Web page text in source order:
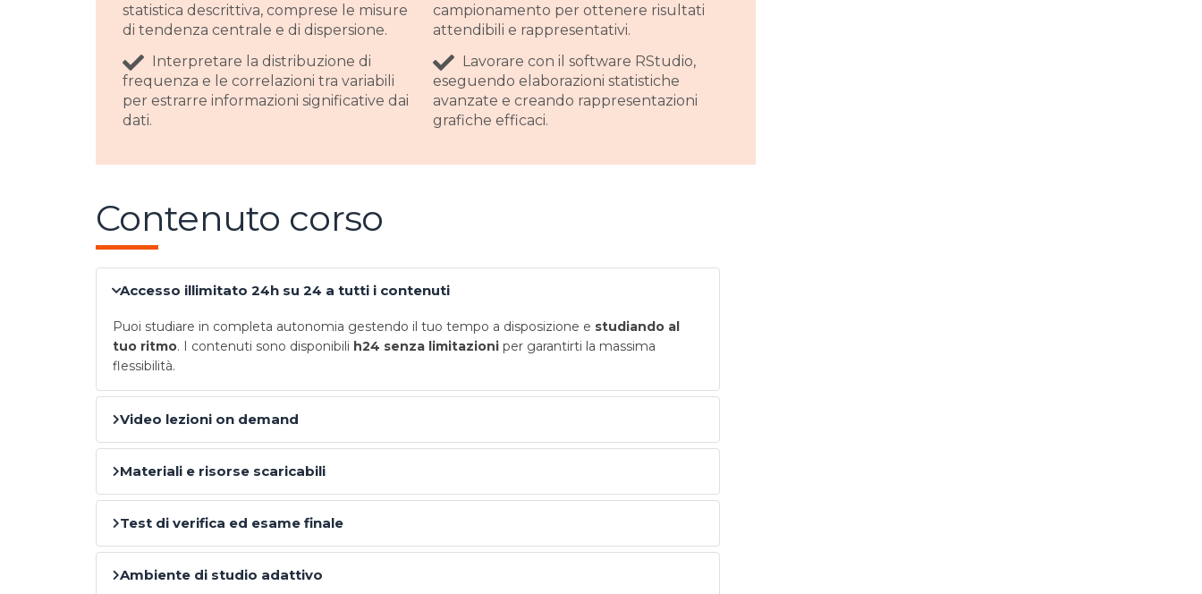
statistica descrittiva, comprese le misure
di tendenza centrale e di dispersione.
Interpretare la distribuzione di
frequenza e le correlazioni tra variabili
per estrarre informazioni significative dai
dati.
campionamento per ottenere risultati
attendibili e rappresentativi.
Lavorare con il software RStudio,
eseguendo elaborazioni statistiche
avanzate e creando rappresentazioni
grafiche efficaci.
Contenuto corso
Accesso illimitato 24h su 24 a tutti i contenuti
Puoi studiare in completa autonomia gestendo il tuo tempo a disposizione e studiando al
tuo ritmo. I contenuti sono disponibili h24 senza limitazioni per garantirti la massima
flessibilità.
Video lezioni on demand
Materiali e risorse scaricabili
Test di verifica ed esame finale
Ambiente di studio adattivo